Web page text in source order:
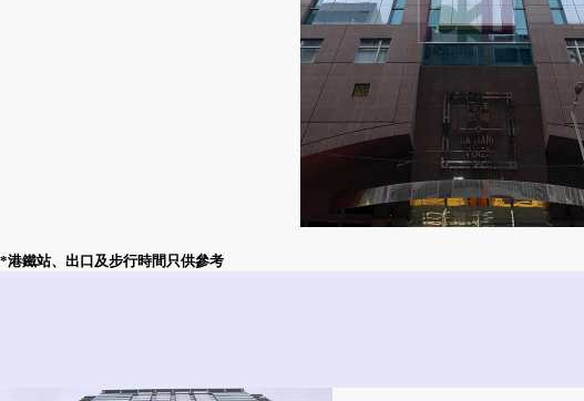
*港鐵站、出口及步行時間只供參考